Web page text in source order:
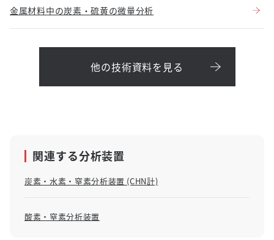
金属材料中の炭素・硫黄の微量分析
他の技術資料を見る
関連する分析装置
炭素・水素・窒素分析装置 (CHN計)
酸素・窒素分析装置